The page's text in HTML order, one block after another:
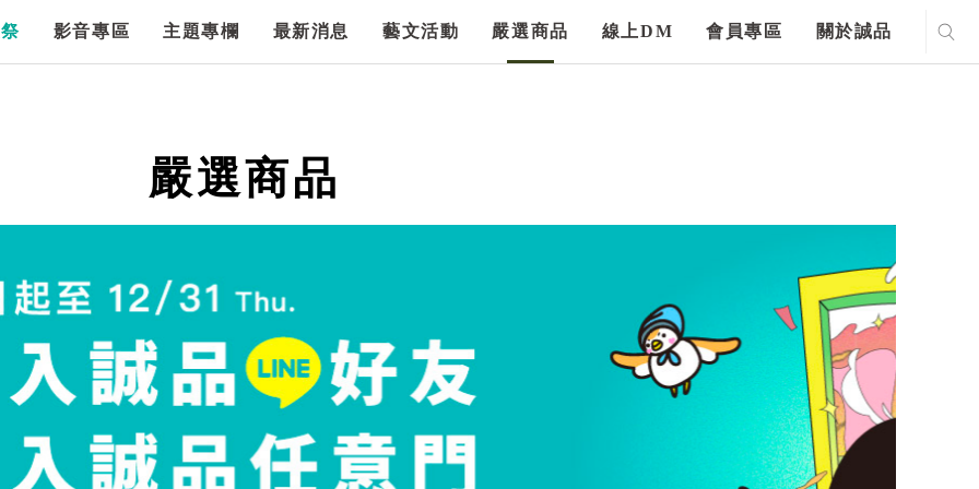
影音專區 主題專欄 最新消息 藝文活動 嚴選商品 線上DM 會員專區 關於誠品
嚴選商品